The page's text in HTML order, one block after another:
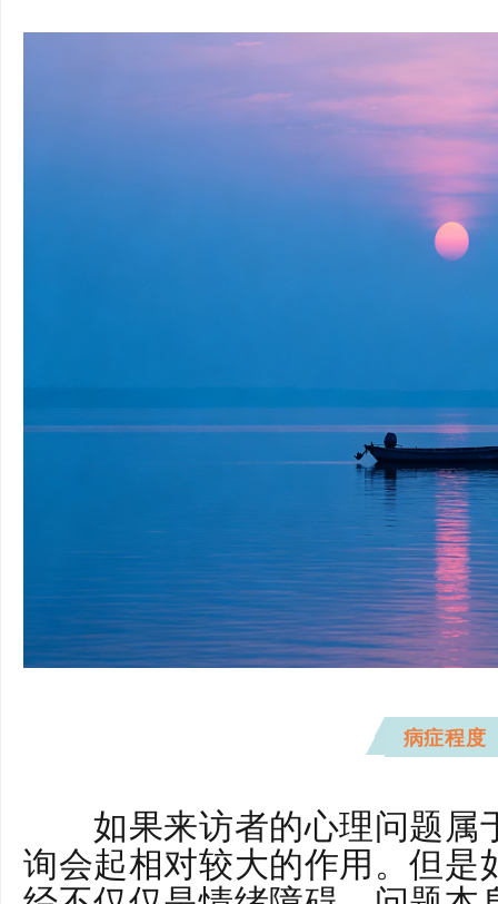
病症程度
如果来访者的心理问题属
询会起相对较大的作用。但是